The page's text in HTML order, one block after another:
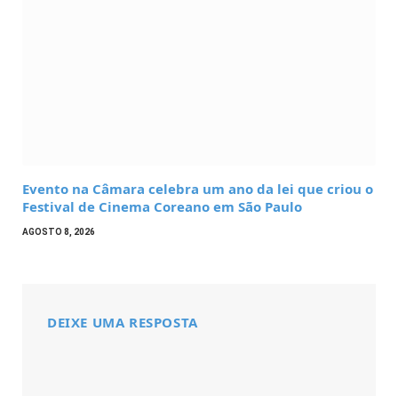
Evento na Câmara celebra um ano da lei que criou o
Festival de Cinema Coreano em São Paulo
AGOSTO 8, 2026
DEIXE UMA RESPOSTA